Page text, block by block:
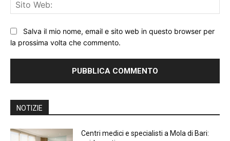
Salva il mio nome, email e sito web in questo browser per
la prossima volta che commento.
NOTIZIE
Centri medici e specialisti a Mola di Bari: